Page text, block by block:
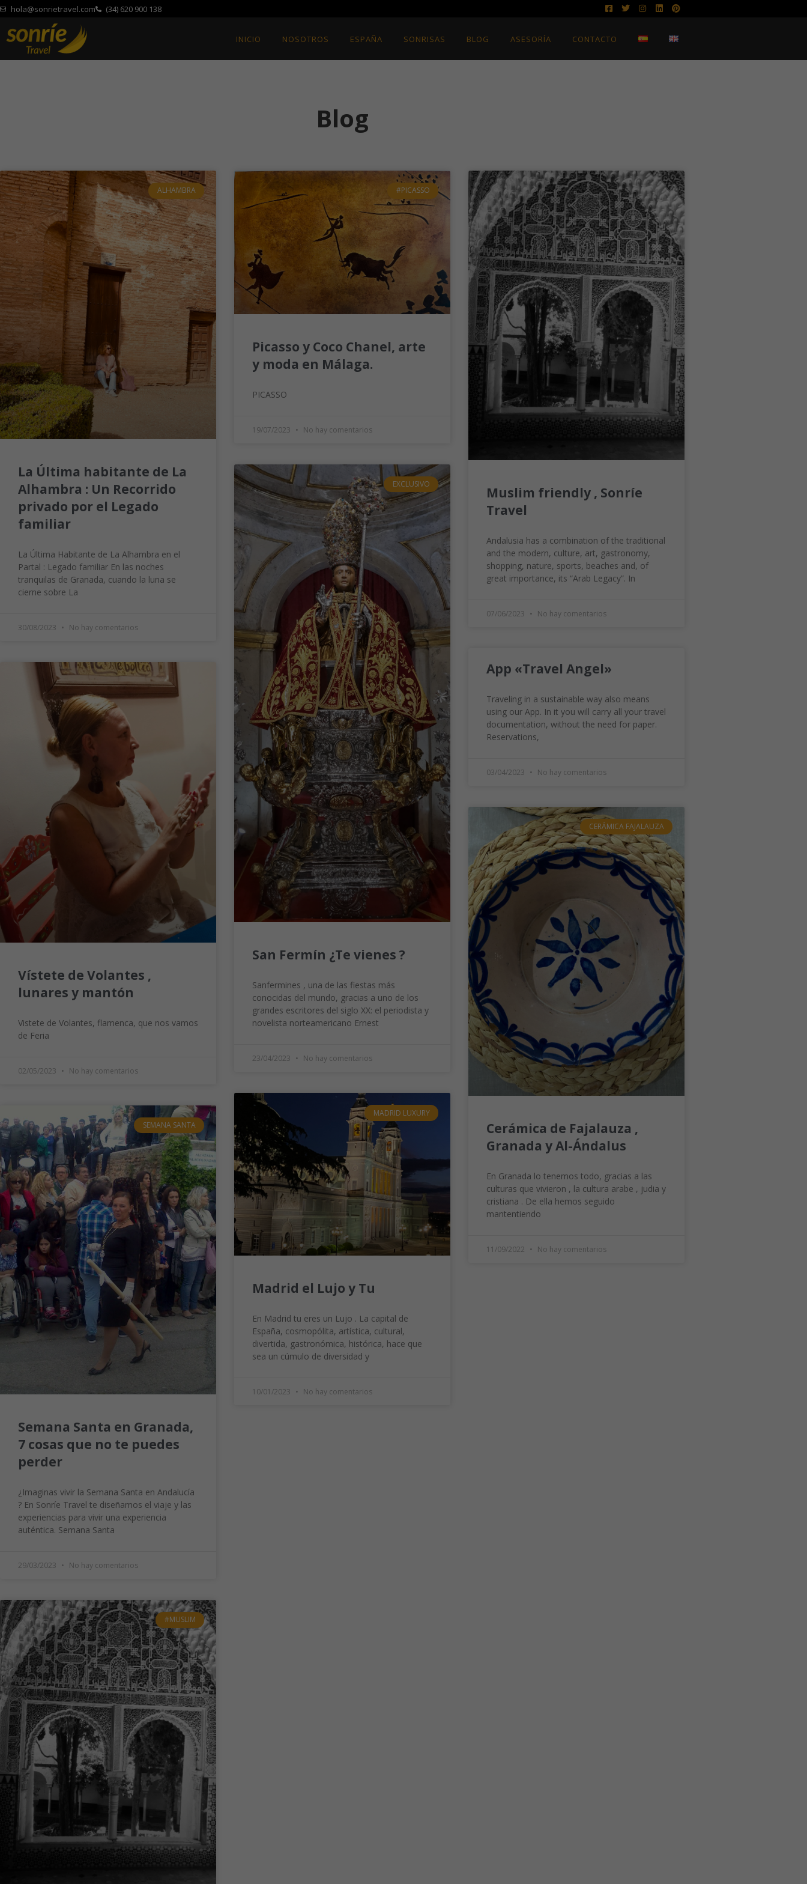
hola@sonrietravel.com (34) 620 900 138
INICIO NOSOTROS ESPAÑA SONRISAS BLOG ASESORÍA CONTACTO
Blog
ALHAMBRA
La Última habitante de La
Alhambra : Un Recorrido
privado por el Legado
familiar
La Última Habitante de La Alhambra en el
Partal : Legado familiar En las noches
tranquilas de Granada, cuando la luna se
cierne sobre La
30/08/2023 No hay comentarios
#PICASSO
Picasso y Coco Chanel, arte
y moda en Málaga.
PICASSO
19/07/2023 No hay comentarios
Muslim friendly , Sonríe
Travel
Andalusia has a combination of the traditional
and the modern, culture, art, gastronomy,
shopping, nature, sports, beaches and, of
great importance, its “Arab Legacy”. In
07/06/2023 No hay comentarios
Vístete de Volantes ,
lunares y mantón
Vistete de Volantes, flamenca, que nos vamos
de Feria
02/05/2023 No hay comentarios
EXCLUSIVO
San Fermín ¿Te vienes ?
Sanfermines , una de las fiestas más
conocidas del mundo, gracias a uno de los
grandes escritores del siglo XX: el periodista y
novelista norteamericano Ernest
23/04/2023 No hay comentarios
App «Travel Angel»
Traveling in a sustainable way also means
using our App. In it you will carry all your travel
documentation, without the need for paper.
Reservations,
03/04/2023 No hay comentarios
SEMANA SANTA
Semana Santa en Granada,
7 cosas que no te puedes
perder
¿Imaginas vivir la Semana Santa en Andalucía
? En Sonríe Travel te diseñamos el viaje y las
experiencias para vivir una experiencia
auténtica. Semana Santa
29/03/2023 No hay comentarios
MADRID LUXURY
Madrid el Lujo y Tu
En Madrid tu eres un Lujo . La capital de
España, cosmopólita, artística, cultural,
divertida, gastronómica, histórica, hace que
sea un cúmulo de diversidad y
10/01/2023 No hay comentarios
CERÁMICA FAJALAUZA
Cerámica de Fajalauza ,
Granada y Al-Ándalus
En Granada lo tenemos todo, gracias a las
culturas que vivieron , la cultura arabe , judia y
cristiana . De ella hemos seguido
mantentiendo
11/09/2022 No hay comentarios
#MUSLIM